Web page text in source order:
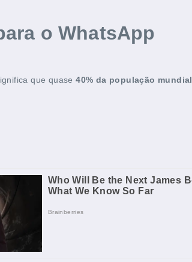
o WhatsApp
que quase40% da população mundial